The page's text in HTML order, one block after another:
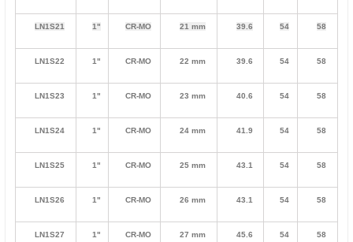
LN1S21 1" CR-MO 21 mm 39.6 54 58
LN1S22 1" CR-MO 22 mm 39.6 54 58
LN1S23 1" CR-MO 23 mm 40.6 54 58
LN1S24 1" CR-MO 24 mm 41.9 54 58
LN1S25 1" CR-MO 25 mm 43.1 54 58
LN1S26 1" CR-MO 26 mm 43.1 54 58
LN1S27 1" CR-MO 27 mm 45.6 54 58